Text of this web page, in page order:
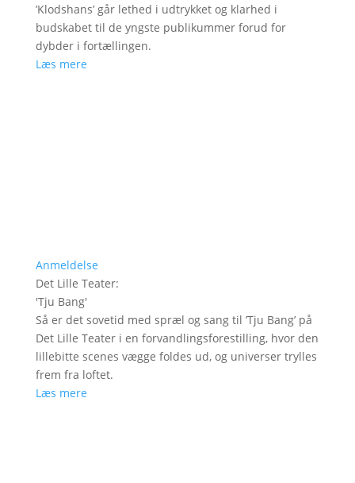
’Klodshans’ går lethed i udtrykket og klarhed i
budskabet til de yngste publikummer forud for
dybder i fortællingen.
Læs mere
Anmeldelse
Det Lille Teater:
'Tju Bang'
Så er det sovetid med spræl og sang til ’Tju Bang’ på
Det Lille Teater i en forvandlingsforestilling, hvor den
lillebitte scenes vægge foldes ud, og universer trylles
frem fra loftet.
Læs mere